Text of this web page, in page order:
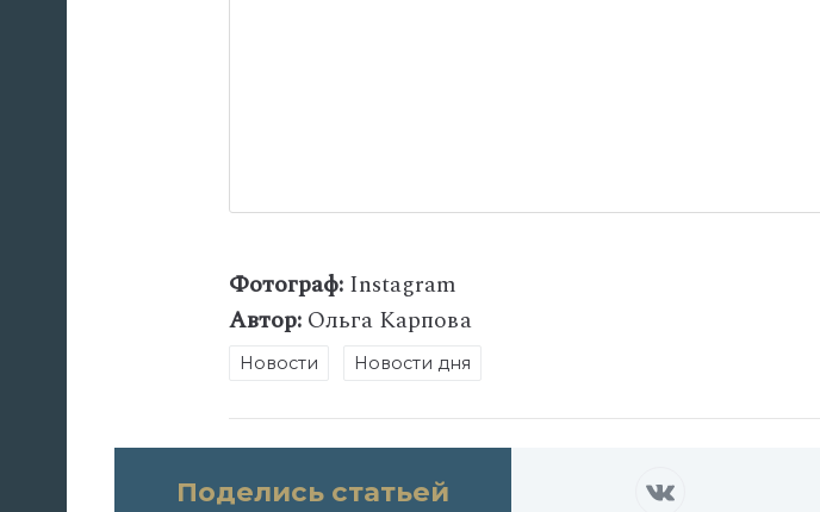
Фотограф: Instagram
Автор: Ольга Карпова
Новости Новости дня
Поделись статьей